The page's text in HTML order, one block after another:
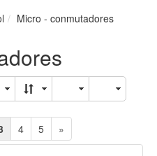
Micro - conmutadores
4 5 »